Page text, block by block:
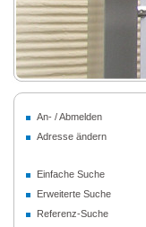
An- / Abmelden
Adresse ändern
Einfache Suche
Erweiterte Suche
Referenz-Suche